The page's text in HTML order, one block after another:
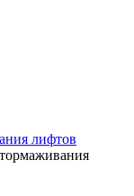
лифтов